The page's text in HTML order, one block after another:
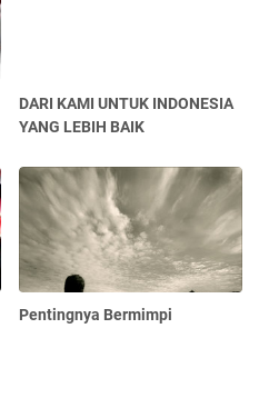
DARI KAMI UNTUK INDONESIA
YANG LEBIH BAIK
Pentingnya Bermimpi